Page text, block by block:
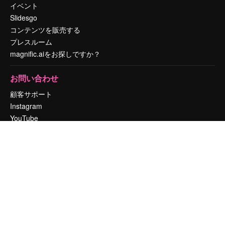
イベント
Slidesgo
コンテンツを販売する
プレスルーム
magnific.aiをお探しですか？
お問い合わせ
顧客サポート
Instagram
YouTube